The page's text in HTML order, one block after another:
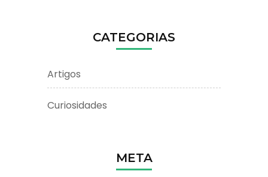
CATEGORIAS
Artigos
Curiosidades
META